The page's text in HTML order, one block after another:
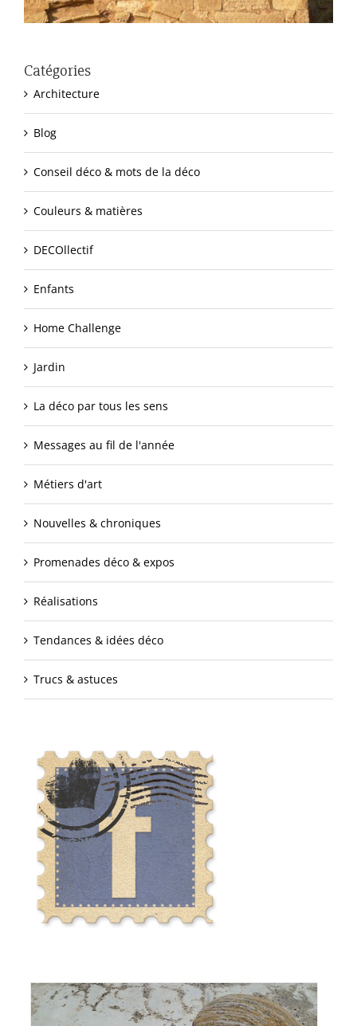
Catégories
Architecture
Blog
Conseil déco & mots de la déco
Couleurs & matières
DECOllectif
Enfants
Home Challenge
Jardin
La déco par tous les sens
Messages au fil de l'année
Métiers d'art
Nouvelles & chroniques
Promenades déco & expos
Réalisations
Tendances & idées déco
Trucs & astuces